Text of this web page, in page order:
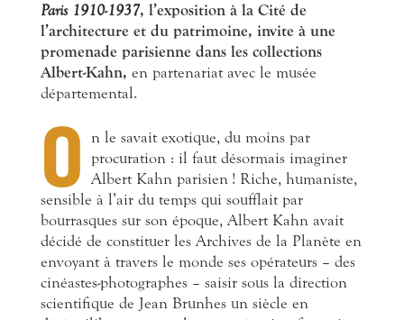
Paris 1910-1937, l’exposition à la Cité de
l’architecture et du patrimoine, invite à une
promenade parisienne dans les collections
Albert-Kahn, en partenariat avec le musée
départemental.
O n le savait exotique, du moins par
procuration : il faut désormais imaginer
Albert Kahn parisien ! Riche, humaniste,
sensible à l’air du temps qui soufflait par
bourrasques sur son époque, Albert Kahn avait
décidé de constituer les Archives de la Planète en
envoyant à travers le monde ses opérateurs – des
cinéastes-photographes – saisir sous la direction
scientifique de Jean Brunhes un siècle en